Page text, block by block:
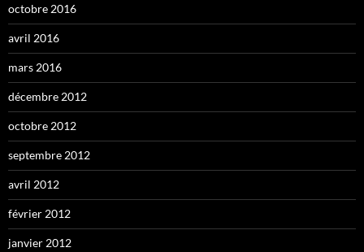
octobre 2016
avril 2016
mars 2016
décembre 2012
octobre 2012
septembre 2012
avril 2012
février 2012
janvier 2012